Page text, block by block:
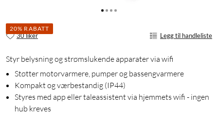
20% RABATT
30 liker Legg til handleliste
Styr belysning og strømslukende apparater via wifi
Støtter motorvarmere, pumper og bassengvarmere
Kompakt og værbestandig (IP44)
Styres med app eller taleassistent via hjemmets wifi - ingen
hub kreves